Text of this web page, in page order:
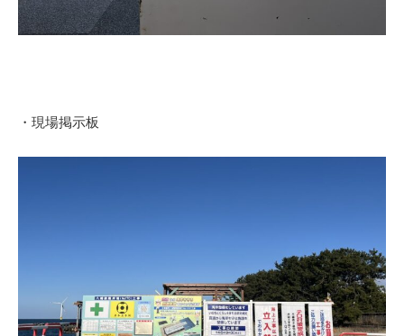
・現場掲示板